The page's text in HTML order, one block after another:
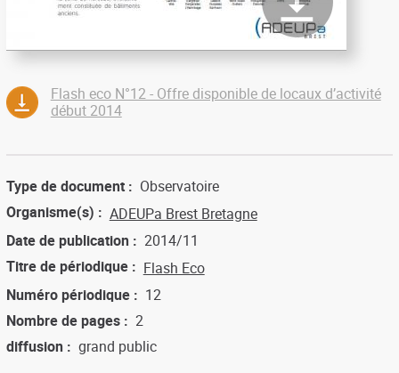
Flash eco N°12 - Offre disponible de locaux d’activité
début 2014
Type de document
Observatoire
Organisme(s)
ADEUPa Brest Bretagne
Date de publication
2014/11
Titre de périodique
Flash Eco
Numéro périodique
12
Nombre de pages
2
diffusion
grand public